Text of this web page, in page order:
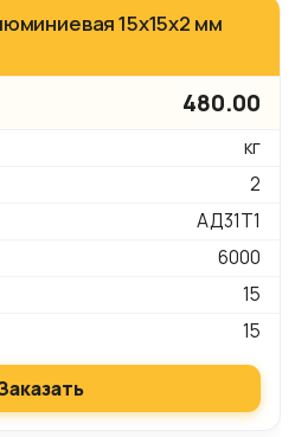
15х15х2 мм
480.00
кг
2
АД31Т1
6000
15
15